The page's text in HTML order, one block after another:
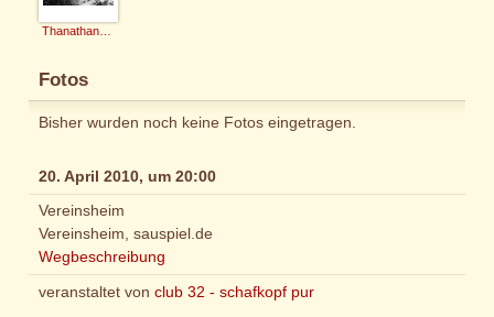
Fotos
Bisher wurden noch keine Fotos eingetragen.
20. April 2010, um 20:00
Vereinsheim
Vereinsheim, sauspiel.de
Wegbeschreibung
veranstaltet von club 32 - schafkopf pur